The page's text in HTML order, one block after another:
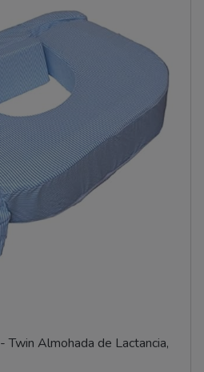
Almohada de Lactancia,